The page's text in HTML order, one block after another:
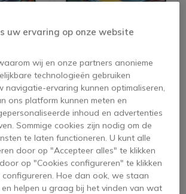
39,7''
-30%
HP Serie 7 Pro 31,5''
4K Thunderbolt 4
monitor
973,45 €
749,95 € ex. BTW -23%
uw ervaring op onze website
wij en onze partners anonieme
technologieën gebruiken
navigatie-ervaring kunnen optimaliseren,
ons platform kunnen meten en
inhoud en advertenties
Sommige cookies zijn nodig om de
te laten functioneren. U kunt alle
door op "Accepteer alles" te klikken
op "Cookies configureren" te klikken
Hoe dan ook, we staan
helpen u graag bij het vinden van wat